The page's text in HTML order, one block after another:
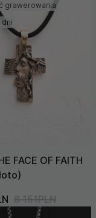
(Niska >
(Wysoka >
grawerowania
dni
FACE OF FAITH
8 151PLN